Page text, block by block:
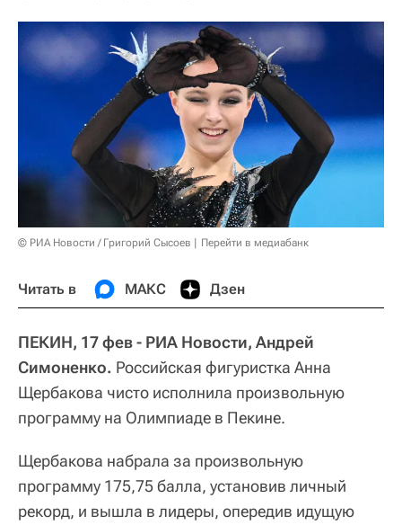
© РИА Новости / Григорий Сысоев Перейти в медиабанк
Читать в МАКС Дзен
ПЕКИН, 17 фев - РИА Новости, Андрей
Симоненко. Российская фигуристка Анна
Щербакова чисто исполнила произвольную
программу на Олимпиаде в Пекине.
Щербакова набрала за произвольную
программу 175,75 балла, установив личный
рекорд, и вышла в лидеры, опередив идущую